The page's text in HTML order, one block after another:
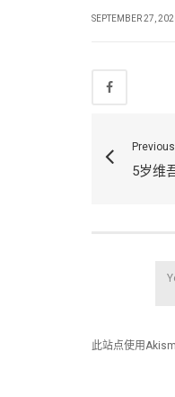
SEPTEMBER 27,
Previous
5岁维
此站点使用